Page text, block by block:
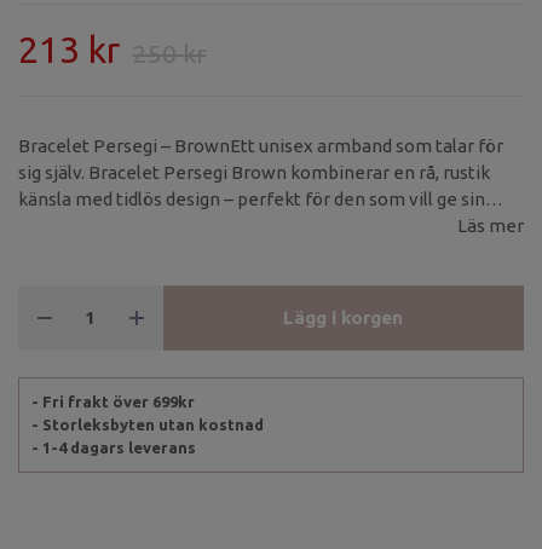
213 kr 250 kr
Bracelet Persegi – BrownEtt unisex armband som talar för
sig själv. Bracelet Persegi Brown kombinerar en rå, rustik
känsla med tidlös design – perfekt för den som vill ge sin
Läs mer
Lägg i korgen
- Fri frakt över 699kr
- Storleksbyten utan kostnad
- 1-4 dagars leverans